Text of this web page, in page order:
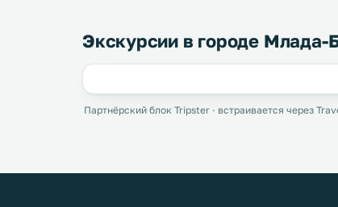
Экскурсии в городе Млада-
Партнёрский блок Tripster · встраивается через